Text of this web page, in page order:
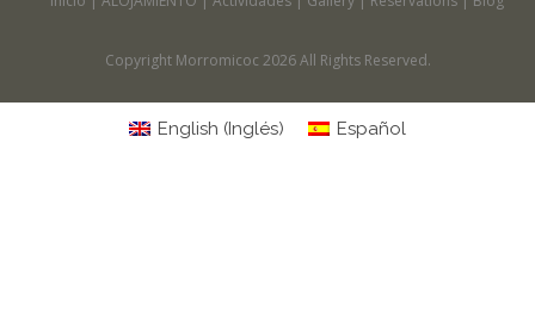
Copyright Morromicoc 2026 All Rights Reserved.
English (Inglés) Español